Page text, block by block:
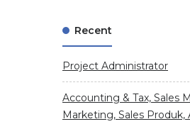
Recent
Project Administrator
Accounting & Tax, Sales
Marketing, Sales Produk,